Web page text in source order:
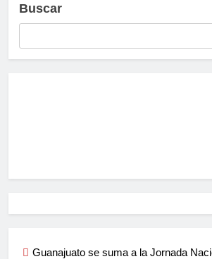
Buscar
Guanajuato se suma a la Jornada